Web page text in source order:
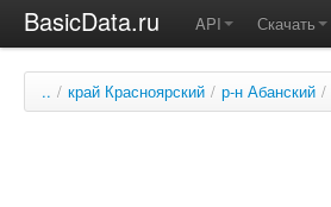
BasicData.ru API Скачать
.. / край Красноярский / р-н Абанский /